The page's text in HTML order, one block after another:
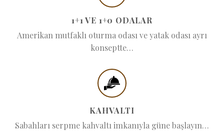
1+1 VE 1+0 ODALAR
Amerikan mutfaklı oturma odası ve yatak odası ayrı
konseptte…
KAHVALTI
Sabahları serpme kahvaltı imkanıyla güne başlayın…